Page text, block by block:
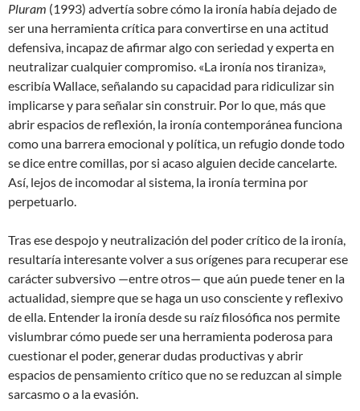
Pluram (1993) advertía sobre cómo la ironía había dejado de
ser una herramienta crítica para convertirse en una actitud
defensiva, incapaz de afirmar algo con seriedad y experta en
neutralizar cualquier compromiso. «La ironía nos tiraniza»,
escribía Wallace, señalando su capacidad para ridiculizar sin
implicarse y para señalar sin construir. Por lo que, más que
abrir espacios de reflexión, la ironía contemporánea funciona
como una barrera emocional y política, un refugio donde todo
se dice entre comillas, por si acaso alguien decide cancelarte.
Así, lejos de incomodar al sistema, la ironía termina por
perpetuarlo.
Tras ese despojo y neutralización del poder crítico de la ironía,
resultaría interesante volver a sus orígenes para recuperar ese
carácter subversivo —entre otros— que aún puede tener en la
actualidad, siempre que se haga un uso consciente y reflexivo
de ella. Entender la ironía desde su raíz filosófica nos permite
vislumbrar cómo puede ser una herramienta poderosa para
cuestionar el poder, generar dudas productivas y abrir
espacios de pensamiento crítico que no se reduzcan al simple
sarcasmo o a la evasión.